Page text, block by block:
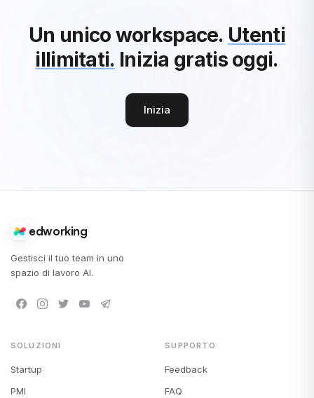
Un unico workspace. Utenti
illimitati. Inizia gratis oggi.
Inizia
edworking
Gestisci il tuo team in uno
spazio di lavoro AI.
SOLUZIONI
Startup
PMI
SUPPORTO
Feedback
FAQ